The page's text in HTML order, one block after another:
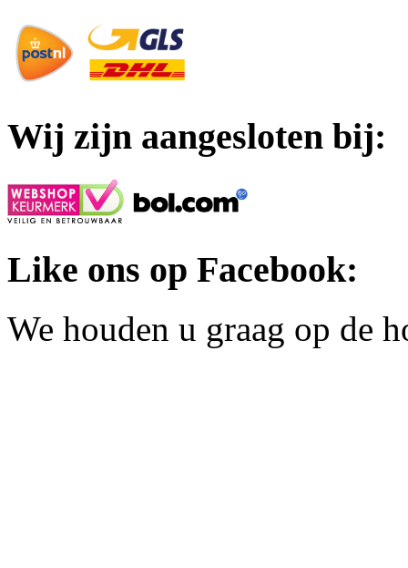
Wij zijn aangesloten bij:
Like ons op Facebook:
We houden u graag op de